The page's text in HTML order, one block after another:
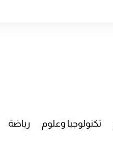
تكنولوجيا وعلوم رياضة